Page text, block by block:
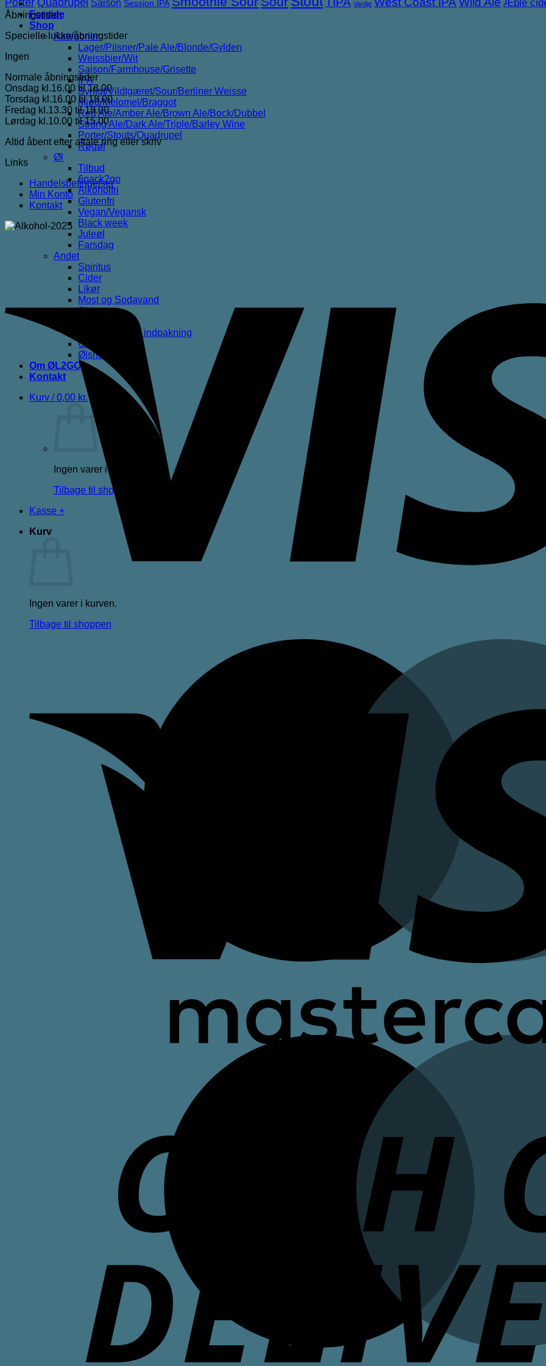
Forside
Shop
Kategorier
Lager/Pilsner/Pale Ale/Blonde/Gylden
Weissbier/Wit
Saison/Farmhouse/Grisette
IPA
Syrligt/Vildtgæret/Sour/Berliner Weisse
Mjød/Melomel/Braggot
Red Ale/Amber Ale/Brown Ale/Bock/Dubbel
Strong Ale/Dark Ale/Triple/Barley Wine
Porter/Stouts/Quadrupel
Røgøl
Øl
Tilbud
6pack2go
Alkoholfri
Glutenfri
Vegan/Vegansk
Black week
Juleøl
Farsdag
Andet
Spiritus
Cider
Likør
Most og Sodavand
Chips
Gaveæsker og indpakning
Glas
Ølsmagning
Om ØL2GO
Kontakt
Kurv /0,00 kr.
Ingen varer i kurven.
Tilbage til shoppen
Kasse +
Kurv
Ingen varer i kurven.
Tilbage til shoppen
Porter Quadrupel Saison Session IPA Vanilje Æble
Åbningstider:
Specielle lukke/åbningstider
Ingen
Normale åbningstider
Onsdag kl.16.00 til 18.00
Torsdag kl.16.00 til 18.00
Fredag kl.13.30 til 18.00
Lørdag kl.10.00 til 15.00
Altid åbent efter aftale ring eller skriv
Links
Handelsbetingelser
Min Konto
Kontakt